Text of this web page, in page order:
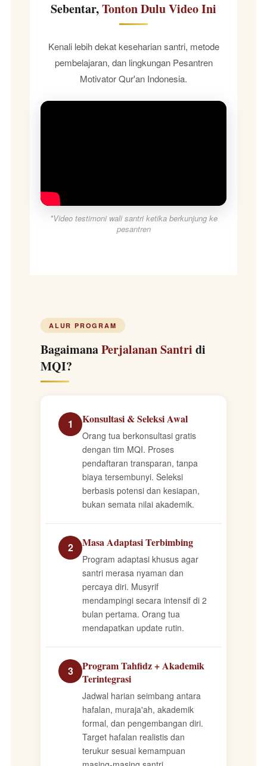
Sebentar,Tonton Dulu Video Ini
Kenali lebih dekat keseharian santri, metode
pembelajaran, dan lingkungan Pesantren
Motivator Qur'an Indonesia.
*Video testimoni wali santri ketika berkunjung ke
pesantren
ALUR PROGRAM
BagaimanaPerjalanan Santri di
MQI?
1 Konsultasi & Seleksi Awal
Orang tua berkonsultasi gratis
dengan tim MQI. Proses
pendaftaran transparan, tanpa
biaya tersembunyi. Seleksi
berbasis potensi dan kesiapan,
bukan semata nilai akademik.
2 Masa Adaptasi Terbimbing
Program adaptasi khusus agar
santri merasa nyaman dan
percaya diri. Musyrif
mendampingi secara intensif di 2
bulan pertama. Orang tua
mendapatkan update rutin.
3
Program Tahfidz + Akademik
Terintegrasi
Jadwal harian seimbang antara
hafalan, muraja'ah, akademik
formal, dan pengembangan diri.
Target hafalan realistis dan
terukur sesuai kemampuan